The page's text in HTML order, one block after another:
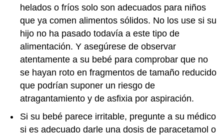
helados o fríos solo son adecuados para niños
que ya comen alimentos sólidos. No los use si su
hijo no ha pasado todavía a este tipo de
alimentación. Y asegúrese de observar
atentamente a su bebé para comprobar que no
se hayan roto en fragmentos de tamaño reducido
que podrían suponer un riesgo de
atragantamiento y de asfixia por aspiración.
Si su bebé parece irritable, pregunte a su médico
si es adecuado darle una dosis de paracetamol o